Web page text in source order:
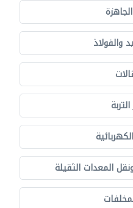
والفولاذ
المعدات الثقيلة